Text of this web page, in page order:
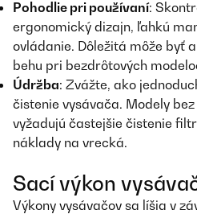
Pohodlie pri používaní:
ergonomický dizajn, ľahkú
ovládanie. Dôležitá môže byť
behu pri bezdrôtových
Údržba: Zvážte, ako
čistenie vysávača. Modely
vyžadujú častejšie čistenie
náklady na vrecká.
Sací výkon
Výkony vysávačov sa líšia v